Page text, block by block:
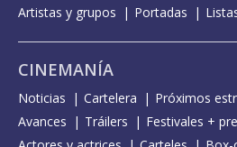
Artistas y grupos
Portadas
CINEMANÍA
Noticias Cartelera Próximos
Avances
Tráilers
Festivales +